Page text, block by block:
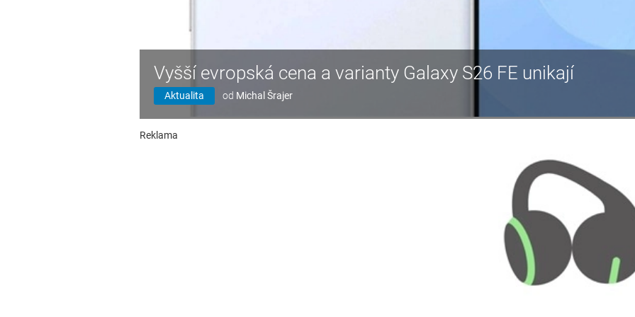
Vyšší evropská cena a varianty Galaxy S26 FE unikají
Aktualita od Michal Šrajer
Reklama